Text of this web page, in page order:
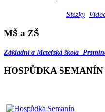
Stezky
MŠ a ZŠ
Základní a Mateřská škola
HOSPŮDKA SEMANÍN